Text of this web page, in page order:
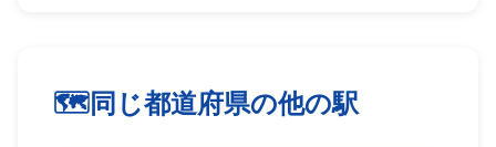
同じ都道府県の他の駅